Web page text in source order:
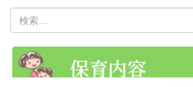
索: